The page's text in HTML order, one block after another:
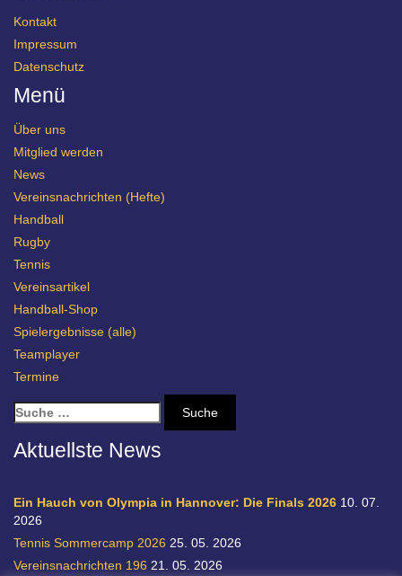
Kontakt
Impressum
Datenschutz
Menü
Über uns
Mitglied werden
News
Vereinsnachrichten (Hefte)
Handball
Rugby
Tennis
Vereinsartikel
Handball-Shop
Spielergebnisse (alle)
Teamplayer
Termine
S
u
c
n
a
c
:
Aktuellste News
Ein Hauch von Olympia in Hannover: Die Finals 2026 10. 07.
2026
Tennis Sommercamp 2026 25. 05. 2026
Vereinsnachrichten 196 21. 05. 2026